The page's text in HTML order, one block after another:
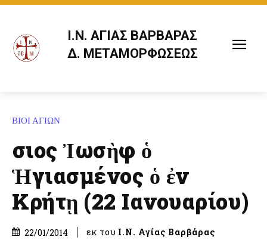
Ι.Ν. ΑΓΙΑΣ ΒΑΡΒΑΡΑΣ
Δ. ΜΕΤΑΜΟΡΦΩΣΕΩΣ
ΒΙΟΙ ΑΓΙΩΝ
Ὅσιος Ἰωσὴφ ὁ
Ἡγιασμένος ὁ ἐν
Κρήτῃ (22 Ιανουαρίου)
22/01/2014 εκ του Ι.Ν. Αγίας Βαρβάρας